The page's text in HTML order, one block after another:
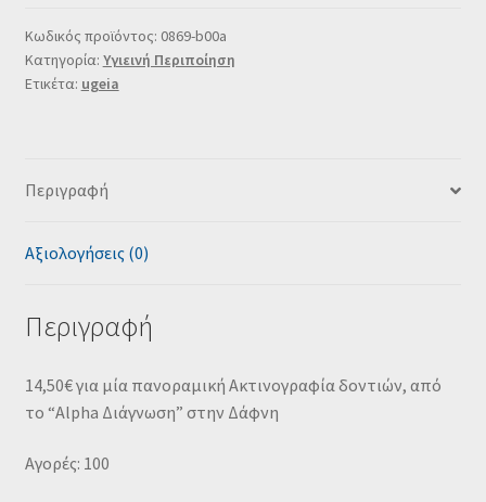
Κωδικός προϊόντος: 0869-b00a
Κατηγορία: Υγιεινή Περιποίηση
Ετικέτα: ugeia
Περιγραφή
Αξιολογήσεις (0)
Περιγραφή
14,50€ για μία πανοραμική Ακτινογραφία δοντιών, από
το “Alpha Διάγνωση” στην Δάφνη
Αγορές: 100